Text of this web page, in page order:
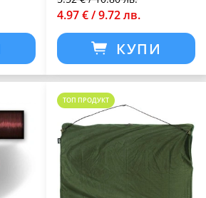
4.97 € / 9.72 лв.
КУПИ
ТОП ПРОДУКТ